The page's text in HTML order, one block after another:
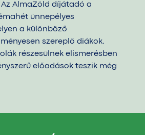
Az AlmaZöld díjátadó a
ünnepélyes
a különböző
szereplő diákok,
részesülnek elismerésben
előadások teszik még